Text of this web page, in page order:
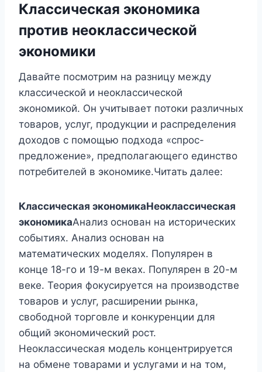
Классическая экономика
против неоклассической
экономики
Давайте посмотрим на разницу между
классической и неоклассической
экономикой. Он учитывает потоки различных
товаров, услуг, продукции и распределения
доходов с помощью подхода «спрос-
предложение», предполагающего единство
потребителей в экономике.Читать далее:
Классическая экономикаНеоклассическая
экономикаАнализ основан на исторических
событиях. Анализ основан на
математических моделях. Популярен в
конце 18-го и 19-м веках. Популярен в 20-м
веке. Теория фокусируется на производстве
товаров и услуг, расширении рынка,
свободной торговле и конкуренции для
общий экономический рост.
Неоклассическая модель концентрируется
на обмене товарами и услугами и на том,